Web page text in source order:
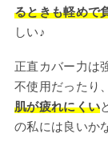
るときも軽めで
しい♪
正直カバー力は
不使用だったり
肌が疲れにくい
の私には良いか